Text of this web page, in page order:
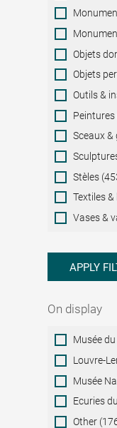
Objets
Objets
Outils &
Sceaux
Stèles
Textiles
Vases &
APPLY
On display
On
display
Musée
Louvre-
Musée
Ecuries
Other